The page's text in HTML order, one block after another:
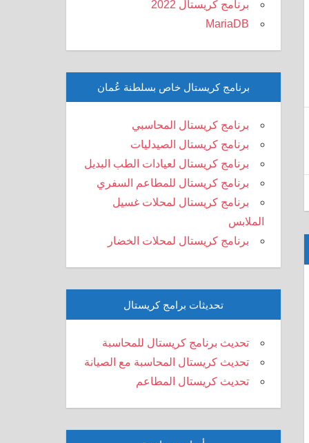
برنامج كريستال 2022
MariaDB
برنامج كريستال خاص بسلطنة عُمان
برنامج كريستال المحاسبي
برنامج كريستال الصيدليات
برنامج كريستال لعيادات الطب البديل
برنامج كريستال للمطاعم السفري
برنامج كريستال لمحلات غسيل
الملابس
برنامج كريستال لمحلات الخضار
تحديثات برامج كريستال
تحديث برنامج كريستال للمحاسبة
تحديث كريستال المحاسبة مع الصيانة
تحديث كريستال المطاعم